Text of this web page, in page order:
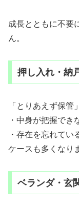
成長とともに不要
ん。
押し入れ・納
「とりあえず保管
・中身が把握でき
・存在を忘れてい
ケースも多くなり
ベランダ・玄